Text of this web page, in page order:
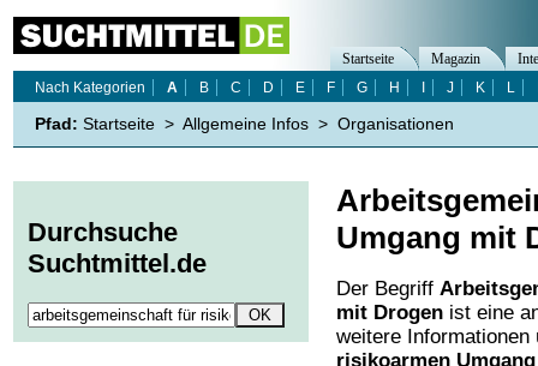
Umgang mit
Der Begriff
mit Drogen ist eine
weitere
risikoarmen
Startseite Magazin
Nach Kategorien
A B C D E F G H J K L
Pfad: Startseite > Allgemeine Infos > Organisationen
Durchsuche
Suchtmittel.de